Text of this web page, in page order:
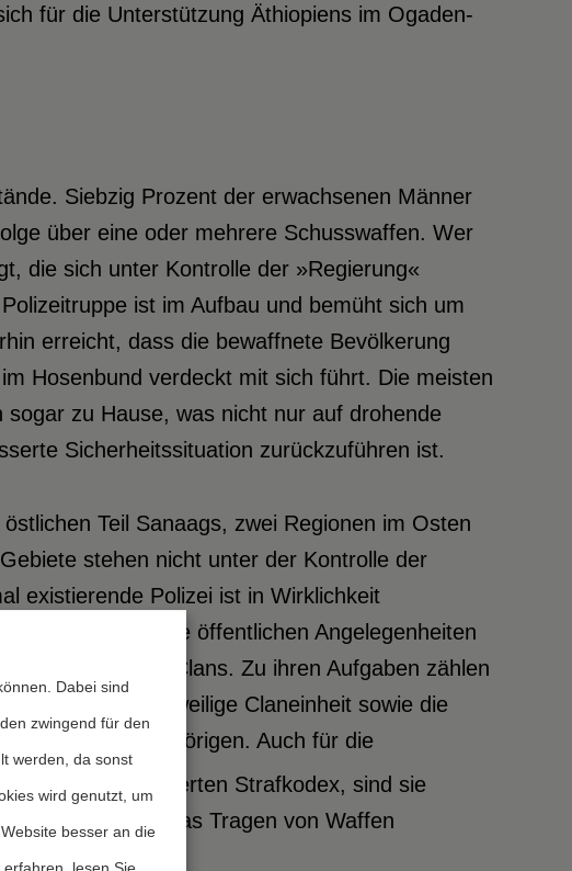
für die Unterstützung Äthiopiens im Ogaden-
Siebzig Prozent der erwachsenen Männer
über eine oder mehrere Schusswaffen. Wer
die sich unter Kontrolle der »Regierung«
ist im Aufbau und bemüht sich um
erreicht, dass die bewaffnete Bevölkerung
Hosenbund verdeckt mit sich führt. Die meisten
zu Hause, was nicht nur auf drohende
Sicherheitssituation zurückzuführen ist.
Teil Sanaags, zwei Regionen im Osten
stehen nicht unter der Kontrolle der
existierende Polizei ist in Wirklichkeit
präsent. Die öffentlichen Angelegenheiten
Führern der Clans. Zu ihren Aufgaben zählen
für die jeweilige Claneinheit sowie die
Clanangehörigen. Auch für die
, einem überlieferten Strafkodex, sind sie
nicht aus, um das Tragen von Waffen
Dabei sind
zwingend für den
werden, da sonst
wird genutzt, um
besser an die